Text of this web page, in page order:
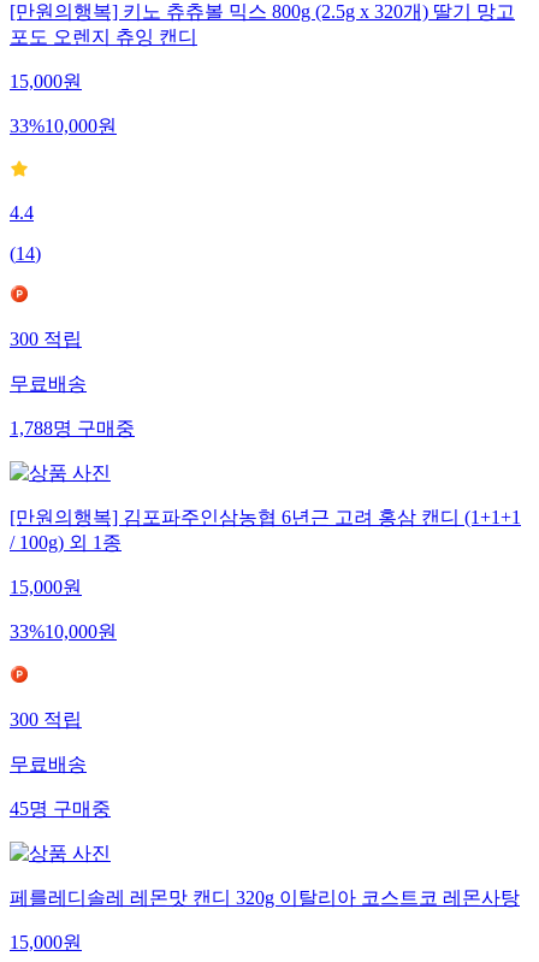
[만원의행복] 키노 츄츄볼 믹스 800g (2.5g x 320개) 딸기 망고
포도 오렌지 츄잉 캔디
15,000원
33%10,000원
4.4
(14)
300적립
무료배송
1,788명구매중
[만원의행복] 김포파주인삼농협 6년근 고려 홍삼 캔디 (1+1+1
/ 100g) 외 1종
15,000원
33%10,000원
300적립
무료배송
45명구매중
페를레디솔레 레몬맛 캔디 320g 이탈리아 코스트코 레몬사탕
15,000원